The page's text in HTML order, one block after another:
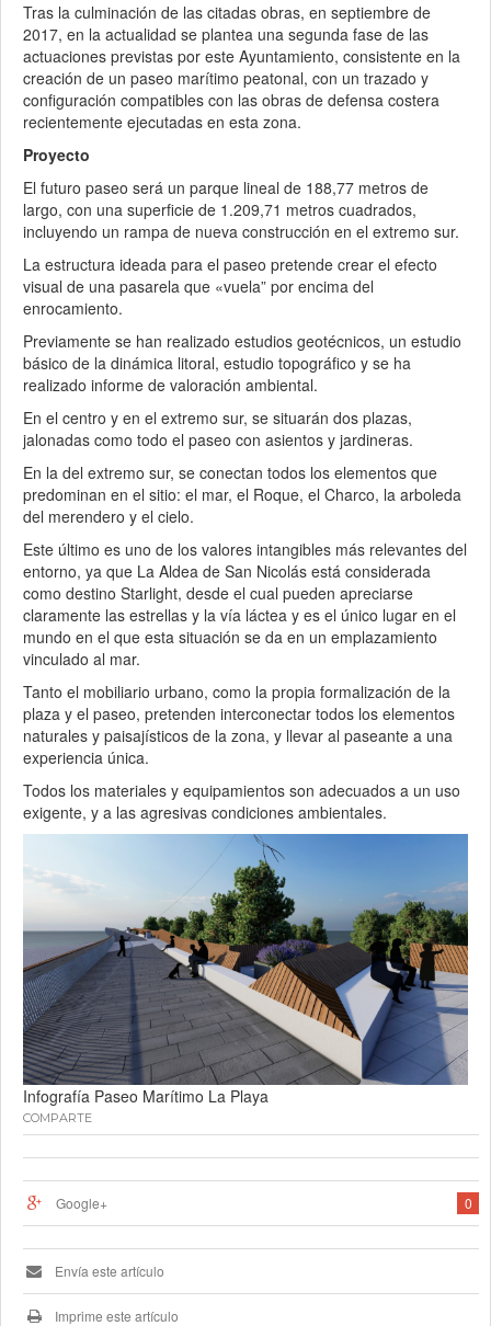
Tras la culminación de las citadas obras, en septiembre de
2017, en la actualidad se plantea una segunda fase de las
actuaciones previstas por este Ayuntamiento, consistente en la
creación de un paseo marítimo peatonal, con un trazado y
configuración compatibles con las obras de defensa costera
recientemente ejecutadas en esta zona.
Proyecto
El futuro paseo será un parque lineal de 188,77 metros de
largo, con una superficie de 1.209,71 metros cuadrados,
incluyendo un rampa de nueva construcción en el extremo sur.
La estructura ideada para el paseo pretende crear el efecto
visual de una pasarela que «vuela” por encima del
enrocamiento.
Previamente se han realizado estudios geotécnicos, un estudio
básico de la dinámica litoral, estudio topográfico y se ha
realizado informe de valoración ambiental.
En el centro y en el extremo sur, se situarán dos plazas,
jalonadas como todo el paseo con asientos y jardineras.
En la del extremo sur, se conectan todos los elementos que
predominan en el sitio: el mar, el Roque, el Charco, la arboleda
del merendero y el cielo.
Este último es uno de los valores intangibles más relevantes del
entorno, ya que La Aldea de San Nicolás está considerada
como destino Starlight, desde el cual pueden apreciarse
claramente las estrellas y la vía láctea y es el único lugar en el
mundo en el que esta situación se da en un emplazamiento
vinculado al mar.
Tanto el mobiliario urbano, como la propia formalización de la
plaza y el paseo, pretenden interconectar todos los elementos
naturales y paisajísticos de la zona, y llevar al paseante a una
experiencia única.
Todos los materiales y equipamientos son adecuados a un uso
exigente, y a las agresivas condiciones ambientales.
Infografía Paseo Marítimo La Playa
COMPARTE
0
Google+
Envía este artículo
Imprime este artículo